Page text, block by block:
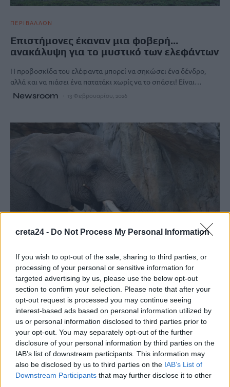
creta24 - Do Not Process My Personal Information
If you wish to opt-out of the sale, sharing to third parties, or
processing of your personal or sensitive information for
targeted advertising by us, please use the below opt-out
section to confirm your selection. Please note that after your
opt-out request is processed you may continue seeing
interest-based ads based on personal information utilized by
us or personal information disclosed to third parties prior to
your opt-out. You may separately opt-out of the further
disclosure of your personal information by third parties on the
IAB’s list of downstream participants. This information may
also be disclosed by us to third parties on the IAB’s List of
Downstream Participants that may further disclose it to other
ΠΕΡΙΒΑΛΛΟΝ
Επιστήμονες έκαναν μια φοβερή…
ανακάλυψη για το μυστικό των ελεφάντων
Η προβοσκίδα του ελέφαντα μπορεί να σηκώσει ένα δένδρο,
αλλά και να πιάσει ένα πατατάκι χωρίς να το σπάσει! Είναι…
Newsroom 13 Φεβρουαρίου, 2026
ΠΕΡΙΒΑΛΛΟΝ
Τρεις άνδρες έκαψαν ζωντανό ελέφαντα
στη Σρι Λάνκα – Οργή στα μέσα
κοινωνικής δικτύωσης
Τρεις άνδρες που κατηγορούνται για βαρβαρότητα απέναντι σε
ζώα συνελήφθησαν σήμερα Πέμπτη 18/12 στη Σρι Λάνκα, αφού
κυκλοφόρησε ένα…
Newsroom 18 Δεκεμβρίου, 2025